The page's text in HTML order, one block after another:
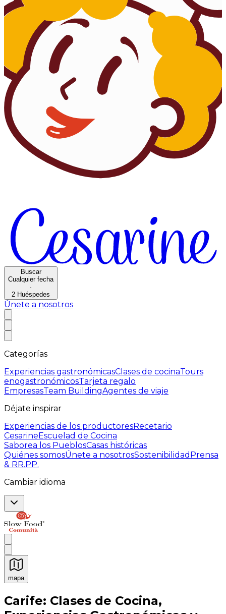
Buscar
Cualquier fecha
·
2 Huéspedes
Únete a nosotros
Categorías
Experiencias gastronómicasClases de cocinaTours
enogastronómicosTarjeta regalo
EmpresasTeam BuildingAgentes de viaje
Déjate inspirar
Experiencias de los productoresRecetario
CesarineEscuelad de Cocina
Saborea los PueblosCasas históricas
Quiénes somosÚnete a nosotrosSostenibilidad Prensa
& RR.PP.
Cambiar idioma
mapa
Experiencias culinarias inolvidables: Experiencias
Carife: Clases de Cocina,